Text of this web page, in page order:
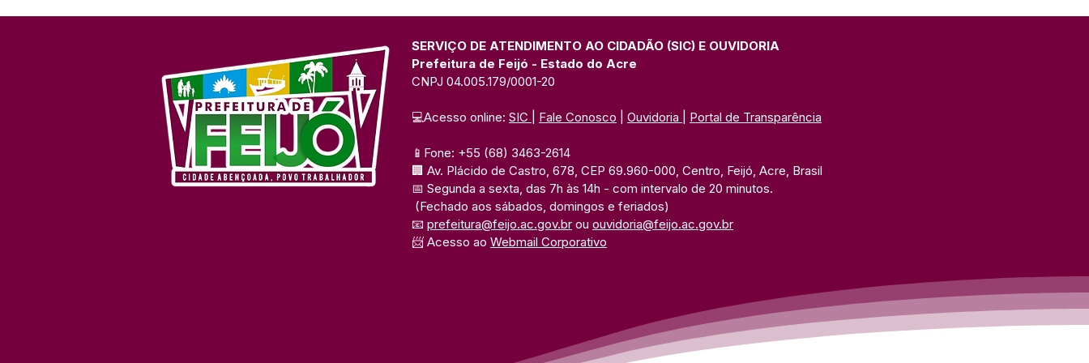
isoladas do Rio Paranã do
Ouro
SERVIÇO DE ATENDIMENTO AO CIDADÃO (SIC) E OUVIDORIA
Prefeitura de Feijó - Estado do Acre
CNPJ 04.005.179/0001-20
💻Acesso online: SIC Fale Conosco Ouvidoria Portal de Transparência
📱Fone: +55 (68) 3463-2614
🏢 Av. Plácido de Castro, 678, CEP 69.960-000, Centro, Feijó, Acre, Brasil
📅 Segunda a sexta, das 7h às 14h - com intervalo de 20 minutos.
(Fechado aos sábados, domingos e feriados)
📧 prefeitura@feijo.ac.gov.br ou ouvidoria@feijo.ac.gov.br
📨 Acesso ao Webmail Corporativo